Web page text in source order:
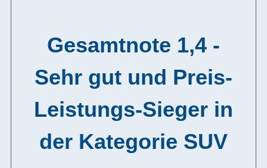
Gesamtnote 1,4 -
Sehr gut und Preis-
Leistungs-Sieger in
der Kategorie SUV